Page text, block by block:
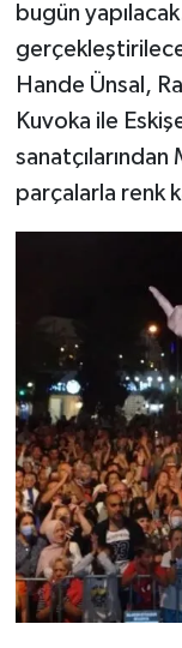
bugün
Hande Ünsal,
Kuvoka ile
parçalarla renk